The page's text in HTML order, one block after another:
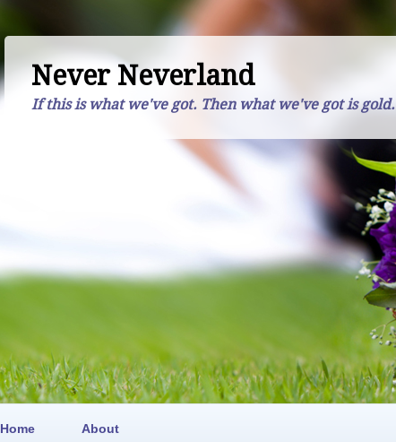
Never Neverland
If this is what we've got. Then what we've got is gold.
Home About